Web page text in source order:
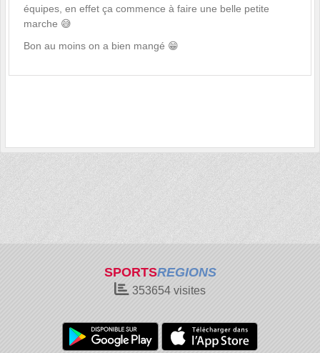
équipes, en effet ça commence à faire une belle petite
marche 😅
Bon au moins on a bien mangé 😁
SPORTSREGIONS
353654 visites